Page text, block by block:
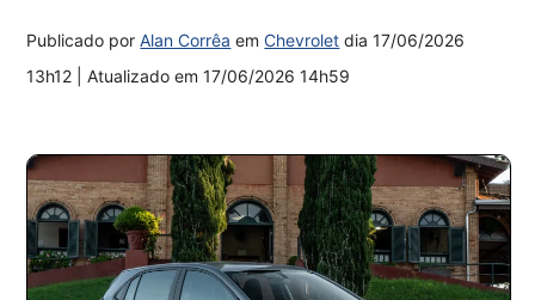
Publicado porAlan Corrêa emChevrolet dia17/06/2026
13h12
| Atualizado em17/06/2026 14h59